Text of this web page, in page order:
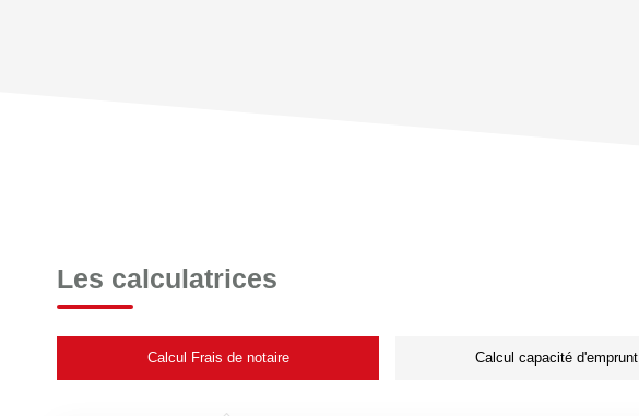
Les calculatrices
Calcul Frais de notaire Calcul capacité d'emprunt